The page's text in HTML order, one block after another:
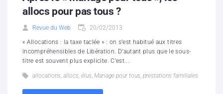
allocs pour pas tous ?
Revue du Web 20/02/2013
« Allocations : la taxe taclée » : on s’est habitué aux titres
incompréhensibles de Libération. D’autant plus que le sous-
titre est souvent plus explicite. C’est...
allocations, allocs, élus, Mariage pour tous, prestations familiales